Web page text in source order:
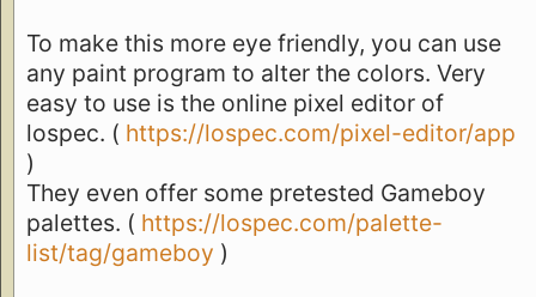
To make this more eye friendly, you can use
any paint program to alter the colors. Very
easy to use is the online pixel editor of
lospec. ( https://lospec.com/pixel-editor/app
)
They even offer some pretested Gameboy
palettes. ( https://lospec.com/palette-
list/tag/gameboy )